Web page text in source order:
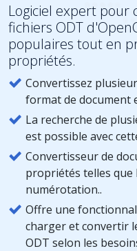
Logiciel expert pour
fichiers ODT
populaires tout en
propriétés.
Convertissez
format de document
La recherche de
est possible avec
Convertisseur de
propriétés telles que
numérotation..
Offre une
charger et convertir
ODT selon les